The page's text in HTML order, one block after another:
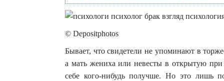
© Depositphotos
Бывает, что свидетели не упоминают в
а мать жениха или невесты в открытую при
себе кого-нибудь получше. Но это лишь